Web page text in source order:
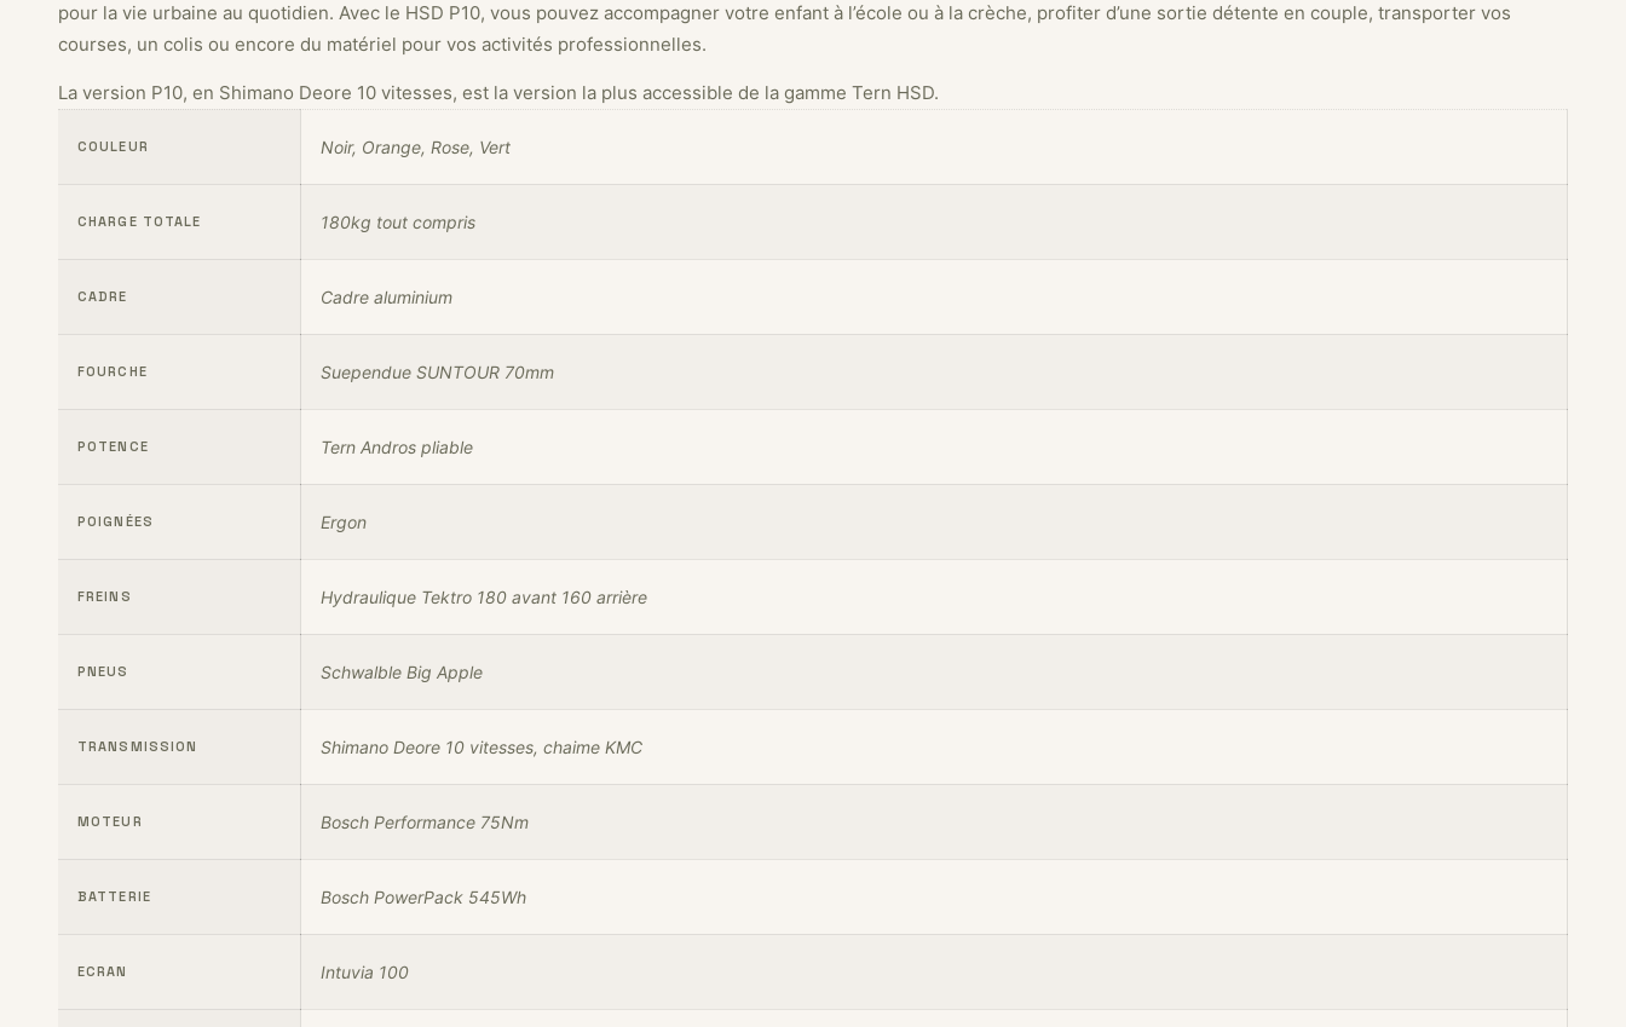
pour la vie urbaine au quotidien. Avec le HSD P10, vous pouvez accompagner votre enfant à l’école ou à la crèche, profiter d’une sortie détente en couple, transporter vos
courses, un colis ou encore du matériel pour vos activités professionnelles.
La version P10, en Shimano Deore 10 vitesses, est la version la plus accessible de la gamme Tern HSD.
COULEUR Noir, Orange, Rose, Vert
CHARGE TOTALE 180kg tout compris
CADRE Cadre aluminium
FOURCHE Suependue SUNTOUR 70mm
POTENCE Tern Andros pliable
POIGNÉES Ergon
FREINS Hydraulique Tektro 180 avant 160 arrière
PNEUS Schwalble Big Apple
TRANSMISSION Shimano Deore 10 vitesses, chaime KMC
MOTEUR Bosch Performance 75Nm
BATTERIE Bosch PowerPack 545Wh
ECRAN Intuvia 100